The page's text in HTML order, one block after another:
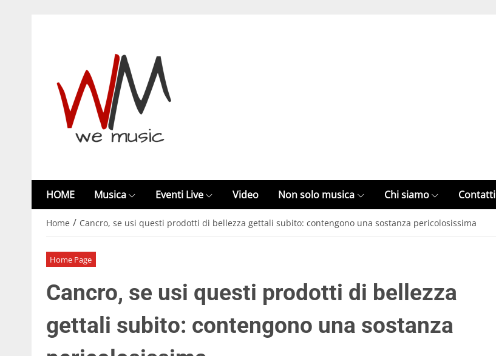
HOME Musica Eventi Live Video Non solo musica Chi siamo Contatti
Home / Cancro, se usi questi prodotti di bellezza gettali subito: contengono una sostanza pericolosissima
Home Page
Cancro, se usi questi prodotti di bellezza
gettali subito: contengono una sostanza